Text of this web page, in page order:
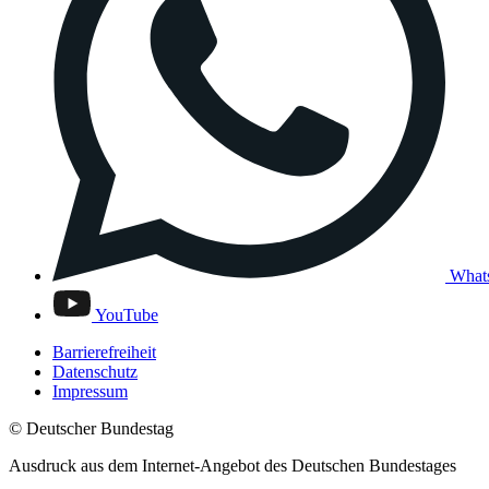
YouTube
Barrierefreiheit
Datenschutz
Impressum
© Deutscher Bundestag
Ausdruck aus dem Internet-Angebot des Deutschen Bundestages